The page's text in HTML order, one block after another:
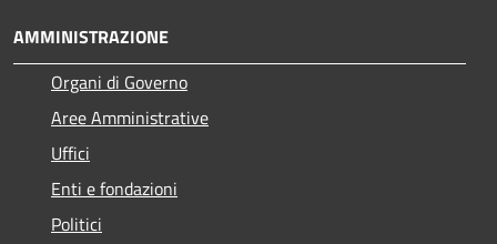
AMMINISTRAZIONE
Organi di Governo
Aree Amministrative
Uffici
Enti e fondazioni
Politici